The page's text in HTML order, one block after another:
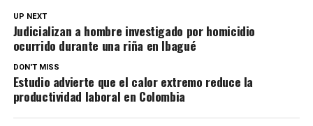
UP NEXT
Judicializan a hombre investigado por homicidio
ocurrido durante una riña en Ibagué
DON'T MISS
Estudio advierte que el calor extremo reduce la
productividad laboral en Colombia